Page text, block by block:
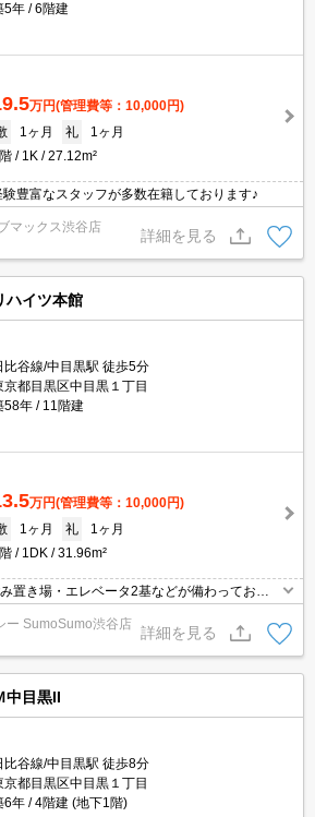
5年
6階建
万円(管理費等：10,000円)
1ヶ月 礼
1ヶ月
1K 27.12m²
豊富なスタッフが多数在籍しております♪
マックス渋谷店
詳細を見る
ハイツ本館
比谷線/中目黒駅 徒歩5分
京都目黒区中目黒１丁目
58年
11階建
万円(管理費等：10,000円)
1ヶ月 礼
1ヶ月
1DK 31.96m²
置き場・エレベータ2基などが備わっており
。インターホン越しに来訪者を確認できるの
やすくなります。室内設備はBS・全室照明付
した設備を備え付けています。収納はシュー
トなど豊富なので、衣類や履き物の整理がし
ー SumoSumo渋谷店
詳細を見る
中目黒II
比谷線/中目黒駅 徒歩8分
京都目黒区中目黒１丁目
6年
4階建 (地下1階)